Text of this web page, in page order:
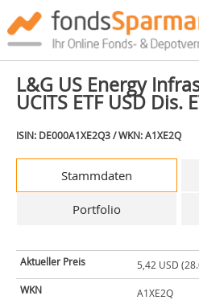
L&G US Energy
UCITS ETF USD Dis.
ISIN: DE000A1XE2Q3 / WKN: A1XE2Q
Stammdaten
Portfolio
Aktueller Preis
5,42 USD
WKN
A1XE2Q